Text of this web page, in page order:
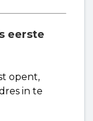
eerste
opent,
in te